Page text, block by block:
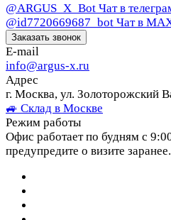
@ARGUS_X_Bot Чат в
@id7720669687_bot Чат в
Заказать звонок
E-mail
info@argus-x.ru
Адрес
г. Москва, ул. Золоторожский
🚙 Склад в Москве
Режим работы
Офис работает по будням с
предупредите о визите заранее.